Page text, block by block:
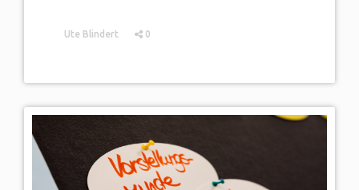
Ute Blindert 0